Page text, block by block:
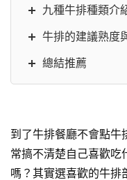
九種牛排種類介
牛排的建議熟度
總結推薦
到了牛排餐廳不會點牛
常搞不清楚自己喜歡吃
嗎？其實選喜歡的牛排